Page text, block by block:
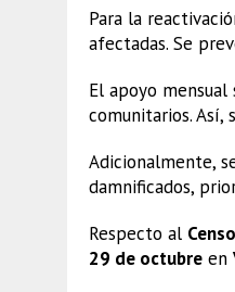
Para la
afectadas. Se
El apoyo mensual
comunitarios. Así,
Adicionalmente,
damnificados,
Respecto al
29 de octubre en